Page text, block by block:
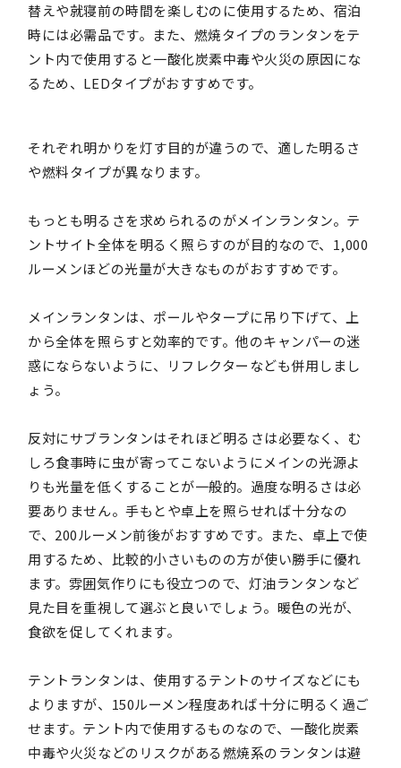
替えや就寝前の時間を楽しむのに使用するため、宿泊
時には必需品です。また、燃焼タイプのランタンをテ
ント内で使用すると一酸化炭素中毒や火災の原因にな
るため、LEDタイプがおすすめです。
それぞれ明かりを灯す目的が違うので、適した明るさ
や燃料タイプが異なります。
もっとも明るさを求められるのがメインランタン。テ
ントサイト全体を明るく照らすのが目的なので、1,000
ルーメンほどの光量が大きなものがおすすめです。
メインランタンは、ポールやタープに吊り下げて、上
から全体を照らすと効率的です。他のキャンパーの迷
惑にならないように、リフレクターなども併用しまし
ょう。
反対にサブランタンはそれほど明るさは必要なく、む
しろ食事時に虫が寄ってこないようにメインの光源よ
りも光量を低くすることが一般的。過度な明るさは必
要ありません。手もとや卓上を照らせれば十分なの
で、200ルーメン前後がおすすめです。また、卓上で使
用するため、比較的小さいものの方が使い勝手に優れ
ます。雰囲気作りにも役立つので、灯油ランタンなど
見た目を重視して選ぶと良いでしょう。暖色の光が、
食欲を促してくれます。
テントランタンは、使用するテントのサイズなどにも
よりますが、150ルーメン程度あれば十分に明るく過ご
せます。テント内で使用するものなので、一酸化炭素
中毒や火災などのリスクがある燃焼系のランタンは避